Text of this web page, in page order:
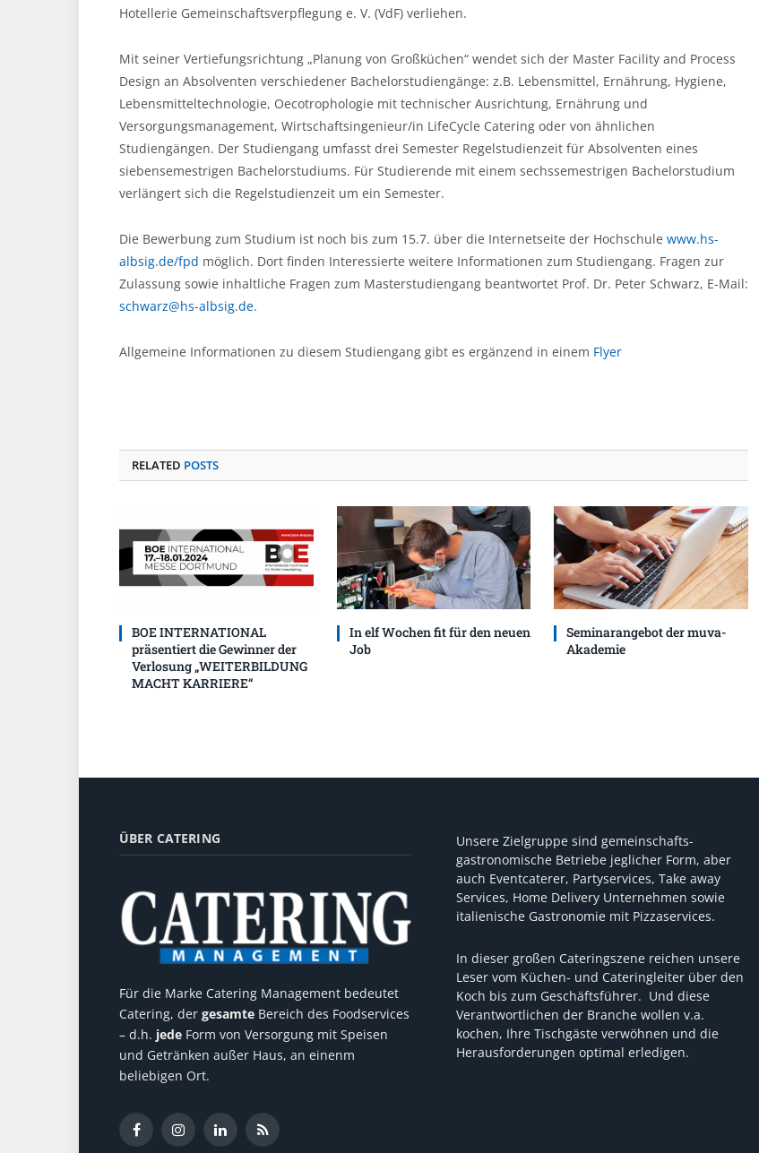
Hotellerie Gemeinschaftsverpflegung e. V. (VdF) verliehen.
Mit seiner Vertiefungsrichtung „Planung von Großküchen“ wendet sich der Master Facility and Process
Design an Absolventen verschiedener Bachelorstudiengänge: z.B. Lebensmittel, Ernährung, Hygiene,
Lebensmitteltechnologie, Oecotrophologie mit technischer Ausrichtung, Ernährung und
Versorgungsmanagement, Wirtschaftsingenieur/in LifeCycle Catering oder von ähnlichen
Studiengängen. Der Studiengang umfasst drei Semester Regelstudienzeit für Absolventen eines
siebensemestrigen Bachelorstudiums. Für Studierende mit einem sechssemestrigen Bachelorstudium
verlängert sich die Regelstudienzeit um ein Semester.
Die Bewerbung zum Studium ist noch bis zum 15.7. über die Internetseite der Hochschule www.hs-
albsig.de/fpd möglich. Dort finden Interessierte weitere Informationen zum Studiengang. Fragen zur
Zulassung sowie inhaltliche Fragen zum Masterstudiengang beantwortet Prof. Dr. Peter Schwarz, E-Mail:
schwarz@hs-albsig.de.
Allgemeine Informationen zu diesem Studiengang gibt es ergänzend in einem Flyer
RELATED POSTS
BOE INTERNATIONAL
präsentiert die Gewinner der
Verlosung „WEITERBILDUNG
MACHT KARRIERE“
In elf Wochen fit für den neuen
Job
Seminarangebot der muva-
Akademie
ÜBER CATERING
Für die Marke Catering Management bedeutet
Catering, der gesamte Bereich des Foodservices
– d.h. jede Form von Versorgung mit Speisen
und Getränken außer Haus, an einenm
beliebigen Ort.
FacebookInstagramLinkedInRSS
Unsere Zielgruppe sind gemeinschafts-
gastronomische Betriebe jeglicher Form, aber
auch Eventcaterer, Partyservices, Take away
Services, Home Delivery Unternehmen sowie
italienische Gastronomie mit Pizzaservices.
In dieser großen Cateringszene reichen unsere
Leser vom Küchen- und Cateringleiter über den
Koch bis zum Geschäftsführer. Und diese
Verantwortlichen der Branche wollen v.a.
kochen, Ihre Tischgäste verwöhnen und die
Herausforderungen optimal erledigen.